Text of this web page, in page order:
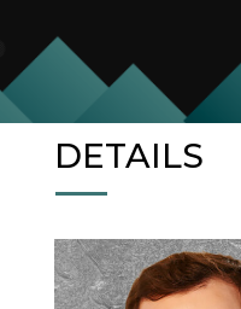
DETAILS